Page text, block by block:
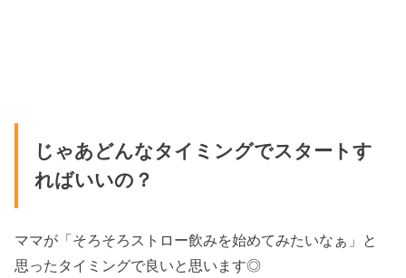
じゃあどんなタイミングでスタートす
ればいいの？
ママが「そろそろストロー飲みを始めてみたいなぁ」と
思ったタイミングで良いと思います◎